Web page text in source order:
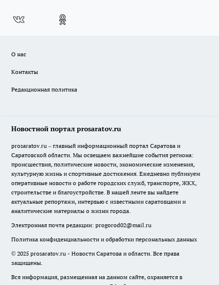
О нас
Контакты
Редакционная политика
Новостной портал prosaratov.ru
prosaratov.ru – главный информационный портал Саратова и
Саратовской области. Мы освещаем важнейшие события региона:
происшествия, политические новости, экономические изменения,
культурную жизнь и спортивные достижения. Ежедневно публикуем
оперативные новости о работе городских служб, транспорте, ЖКХ,
строительстве и благоустройстве. В нашей ленте вы найдете
актуальные репортажи, интервью с известными саратовцами и
аналитические материалы о жизни города.
Электронная почта редакции: progorod02@mail.ru
Политика конфиденциальности и обработки персональных данных
© 2025 prosaratov.ru - Новости Саратова и области. Все права
защищены.
Вся информация, размещенная на данном сайте, охраняется в